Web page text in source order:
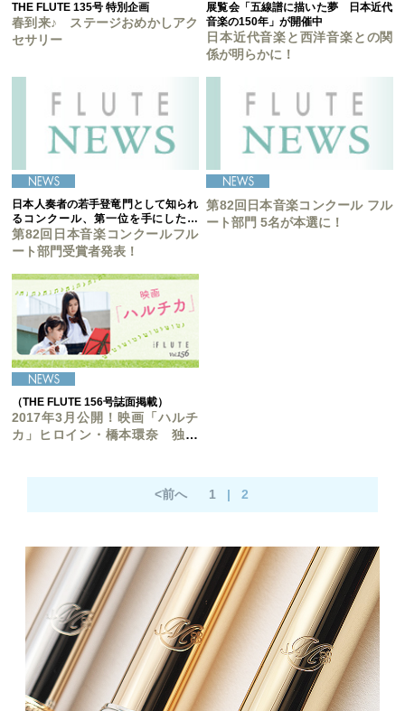
THE FLUTE 135号 特別企画
春到来♪ ステージおめかしアク
セサリー
展覧会「五線譜に描いた夢 日本近代
音楽の150年」が開催中
日本近代音楽と西洋音楽との関
係が明らかに！
日本人奏者の若手登竜門として知られ
るコンクール、第一位を手にしたの
は……
第82回日本音楽コンクールフル
ート部門受賞者発表！
第82回日本音楽コンクール フル
ート部門 5名が本選に！
（THE FLUTE 156号誌面掲載）
2017年3月公開！映画「ハルチ
カ」ヒロイン・橋本環奈 独占
<前へ 1 | 2